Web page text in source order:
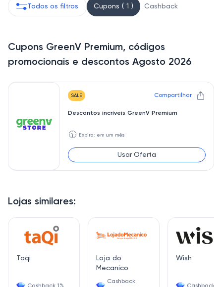
Lojas similares:
Taqi
Loja do
Mecanico
Cashback
Wish
Todos os filtros Cupons ( 1 ) Cashback
Cupons GreenV Premium, códigos
promocionais e descontos Agosto 2026
SALE Compartilhar
Descontos incríveis GreenV Premium
🕥 Expira: em um mês
Usar Oferta